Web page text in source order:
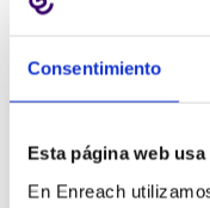
Consentimiento
Esta página web
En Enreach
centrado en el
4.- Mejora la
contact